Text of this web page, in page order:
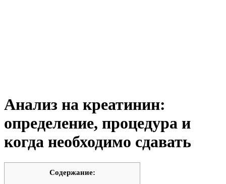
Анализ на креатинин:
определение, процедура и
когда необходимо сдавать
Cодержание: